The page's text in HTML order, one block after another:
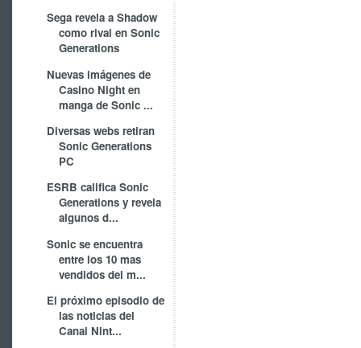
Sega revela a Shadow
como rival en Sonic
Generations
Nuevas imágenes de
Casino Night en
manga de Sonic ...
Diversas webs retiran
Sonic Generations
PC
ESRB califica Sonic
Generations y revela
algunos d...
Sonic se encuentra
entre los 10 mas
vendidos del m...
El próximo episodio de
las noticias del
Canal Nint...